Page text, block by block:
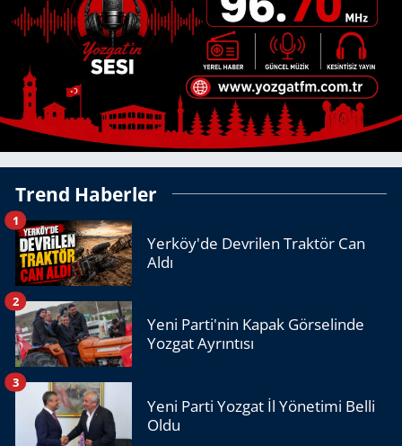
Trend Haberler
Yerköy'de Devrilen Traktör Can
Aldı
1
Yeni Parti'nin Kapak Görselinde
Yozgat Ayrıntısı
2
Yeni Parti Yozgat İl Yönetimi Belli
Oldu
3